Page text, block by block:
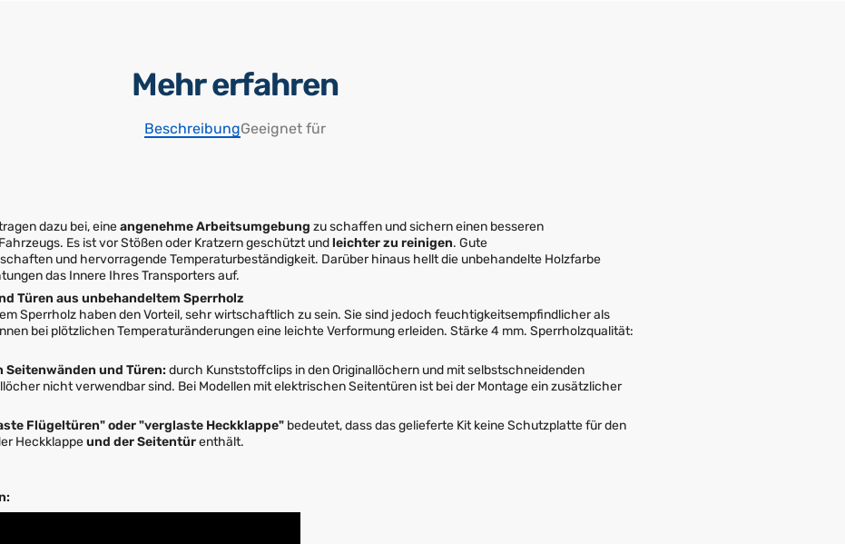
Mehr erfahren
BeschreibungGeeignet für
dazu bei, eineangenehme Arbeitsumgebung zu schaffen und sichern einen besseren
Es ist vor Stößen oder Kratzern geschützt undleichter zu reinigen. Gute
und hervorragende Temperaturbeständigkeit. Darüber hinaus hellt die unbehandelte Holzfarbe
das Innere Ihres Transporters auf.
Türen aus unbehandeltem Sperrholz
Sperrholz haben den Vorteil, sehr wirtschaftlich zu sein. Sie sind jedoch feuchtigkeitsempfindlicher als
bei plötzlichen Temperaturänderungen eine leichte Verformung erleiden. Stärke 4 mm. Sperrholzqualität:
und Türen: durch Kunststoffclips in den Originallöchern und mit selbstschneidenden
nicht verwendbar sind. Bei Modellen mit elektrischen Seitentüren ist bei der Montage ein zusätzlicher
Flügeltüren" oder "verglaste Heckklappe" bedeutet, dass das gelieferte Kit keine Schutzplatte für den
Heckklappeund der Seitentürenthält.